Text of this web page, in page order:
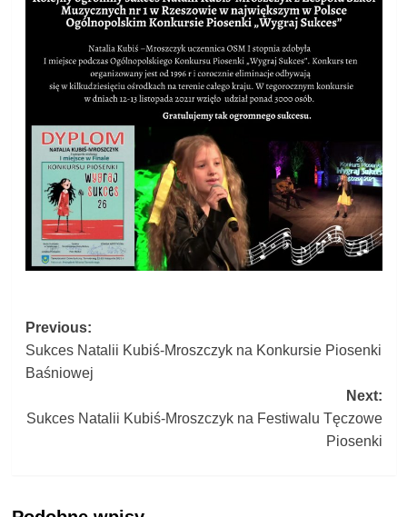
Post
navigation
Previous:
Sukces Natalii Kubiś-Mroszczyk na Konkursie Piosenki
Baśniowej
Next:
Sukces Natalii Kubiś-Mroszczyk na Festiwalu Tęczowe
Piosenki